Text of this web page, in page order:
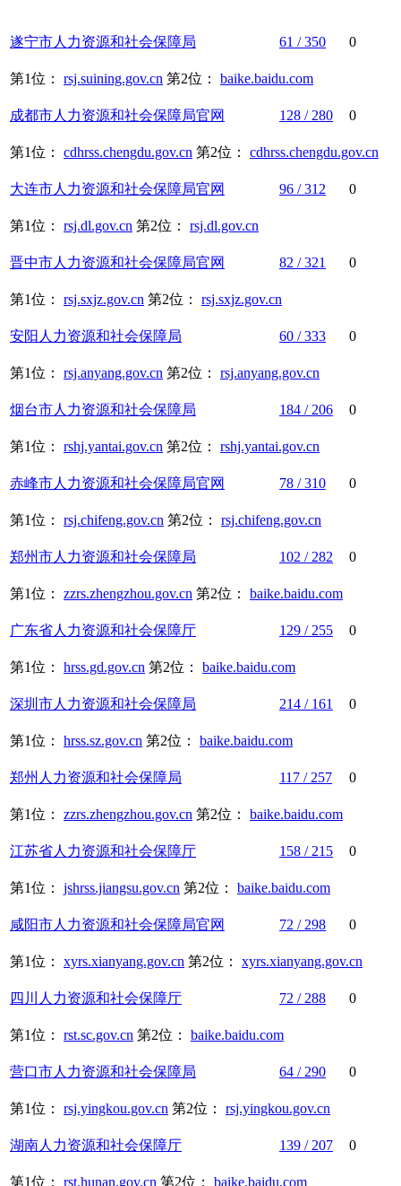
遂宁市人力资源和社会保障局 61 / 350 0
第1位： rsj.suining.gov.cn 第2位： baike.baidu.com
成都市人力资源和社会保障局官网 128 / 280 0
第1位： cdhrss.chengdu.gov.cn 第2位： cdhrss.chengdu.gov.cn
大连市人力资源和社会保障局官网 96 / 312 0
第1位： rsj.dl.gov.cn 第2位： rsj.dl.gov.cn
晋中市人力资源和社会保障局官网 82 / 321 0
第1位： rsj.sxjz.gov.cn 第2位： rsj.sxjz.gov.cn
安阳 人力资源和社会保障局 60 / 333 0
第1位： rsj.anyang.gov.cn 第2位： rsj.anyang.gov.cn
烟台市人力资源和社会保障局 184 / 206 0
第1位： rshj.yantai.gov.cn 第2位： rshj.yantai.gov.cn
赤峰市人力资源和社会保障局官网 78 / 310 0
第1位： rsj.chifeng.gov.cn 第2位： rsj.chifeng.gov.cn
郑州市人力资源和社会保障局 102 / 282 0
第1位： zzrs.zhengzhou.gov.cn 第2位： baike.baidu.com
广东省人力资源和社会保障厅 129 / 255 0
第1位： hrss.gd.gov.cn 第2位： baike.baidu.com
深圳市人力资源和社会保障局 214 / 161 0
第1位： hrss.sz.gov.cn 第2位： baike.baidu.com
郑州 人力资源和社会保障局 117 / 257 0
第1位： zzrs.zhengzhou.gov.cn 第2位： baike.baidu.com
江苏省人力资源和社会保障厅 158 / 215 0
第1位： jshrss.jiangsu.gov.cn 第2位： baike.baidu.com
咸阳市人力资源和社会保障局官网 72 / 298 0
第1位： xyrs.xianyang.gov.cn 第2位： xyrs.xianyang.gov.cn
四川 人力资源和社会保障厅 72 / 288 0
第1位： rst.sc.gov.cn 第2位： baike.baidu.com
营口市人力资源和社会保障局 64 / 290 0
第1位： rsj.yingkou.gov.cn 第2位： rsj.yingkou.gov.cn
湖南人力资源和社会保障厅 139 / 207 0
第1位： rst.hunan.gov.cn 第2位： baike.baidu.com